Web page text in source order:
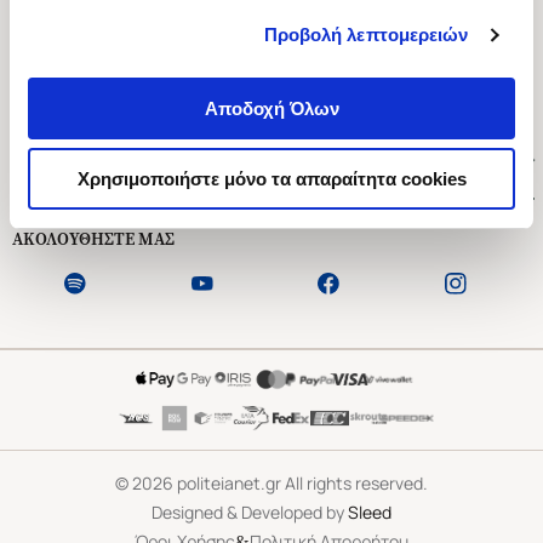
Προβολή λεπτομερειών
Αποδοχή Όλων
Χρησιμοποιήστε μόνο τα απαραίτητα cookies
Ασκληπιού 1-3, Αθήνα 106 79
Δευτέρα - Παρασκευή 09:00-21:00
Εξυπηρέτηση Πελατών
ΑΚΟΛΟΥΘΗΣΤΕ ΜΑΣ
©2026 politeianet.gr All rights reserved.
Designed & Developed bySleed